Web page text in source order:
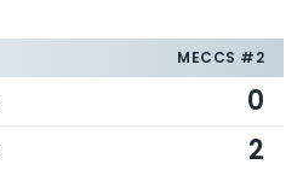
MECCS #2
0
2